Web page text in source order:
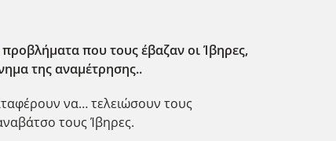
που τους έβαζαν οι Ίβηρες,
της αναμέτρησης..
να… τελειώσουν τους
τους Ίβηρες.